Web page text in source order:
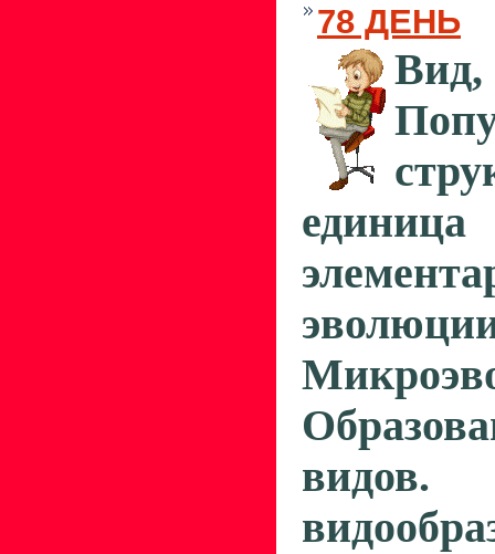
78 ДЕНЬ
Вид,